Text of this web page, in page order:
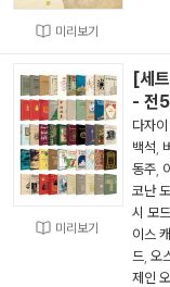
미리보기
미리보기
[세
- 전
다자
백석
동주
코난
시 모
이스
드 오
제인